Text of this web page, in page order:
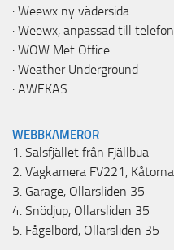
· Weewx ny vädersida
· Weewx, anpassad till telefon
· WOW Met Office
· Weather Underground
· AWEKAS
WEBBKAMEROR
1. Salsfjället från Fjällbua
2. Vägkamera FV221, Kåtorna
3. Garage, Ollarsliden 35
4. Snödjup, Ollarsliden 35
5. Fågelbord, Ollarsliden 35